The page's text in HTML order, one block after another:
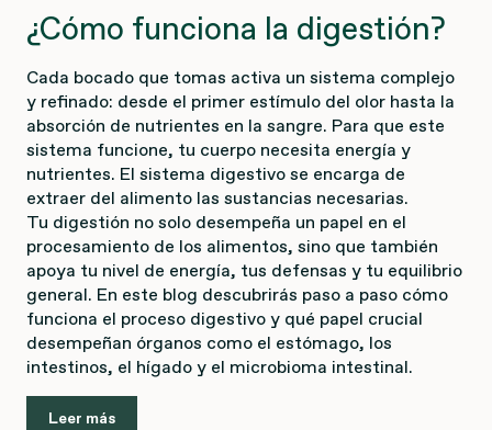
¿Cómo funciona la digestión?
Cada bocado que tomas activa un sistema complejo
y refinado: desde el primer estímulo del olor hasta la
absorción de nutrientes en la sangre. Para que este
sistema funcione, tu cuerpo necesita energía y
nutrientes. El sistema digestivo se encarga de
extraer del alimento las sustancias necesarias.
Tu digestión no solo desempeña un papel en el
procesamiento de los alimentos, sino que también
apoya tu nivel de energía, tus defensas y tu equilibrio
general. En este blog descubrirás paso a paso cómo
funciona el proceso digestivo y qué papel crucial
desempeñan órganos como el estómago, los
intestinos, el hígado y el microbioma intestinal.
Leer más